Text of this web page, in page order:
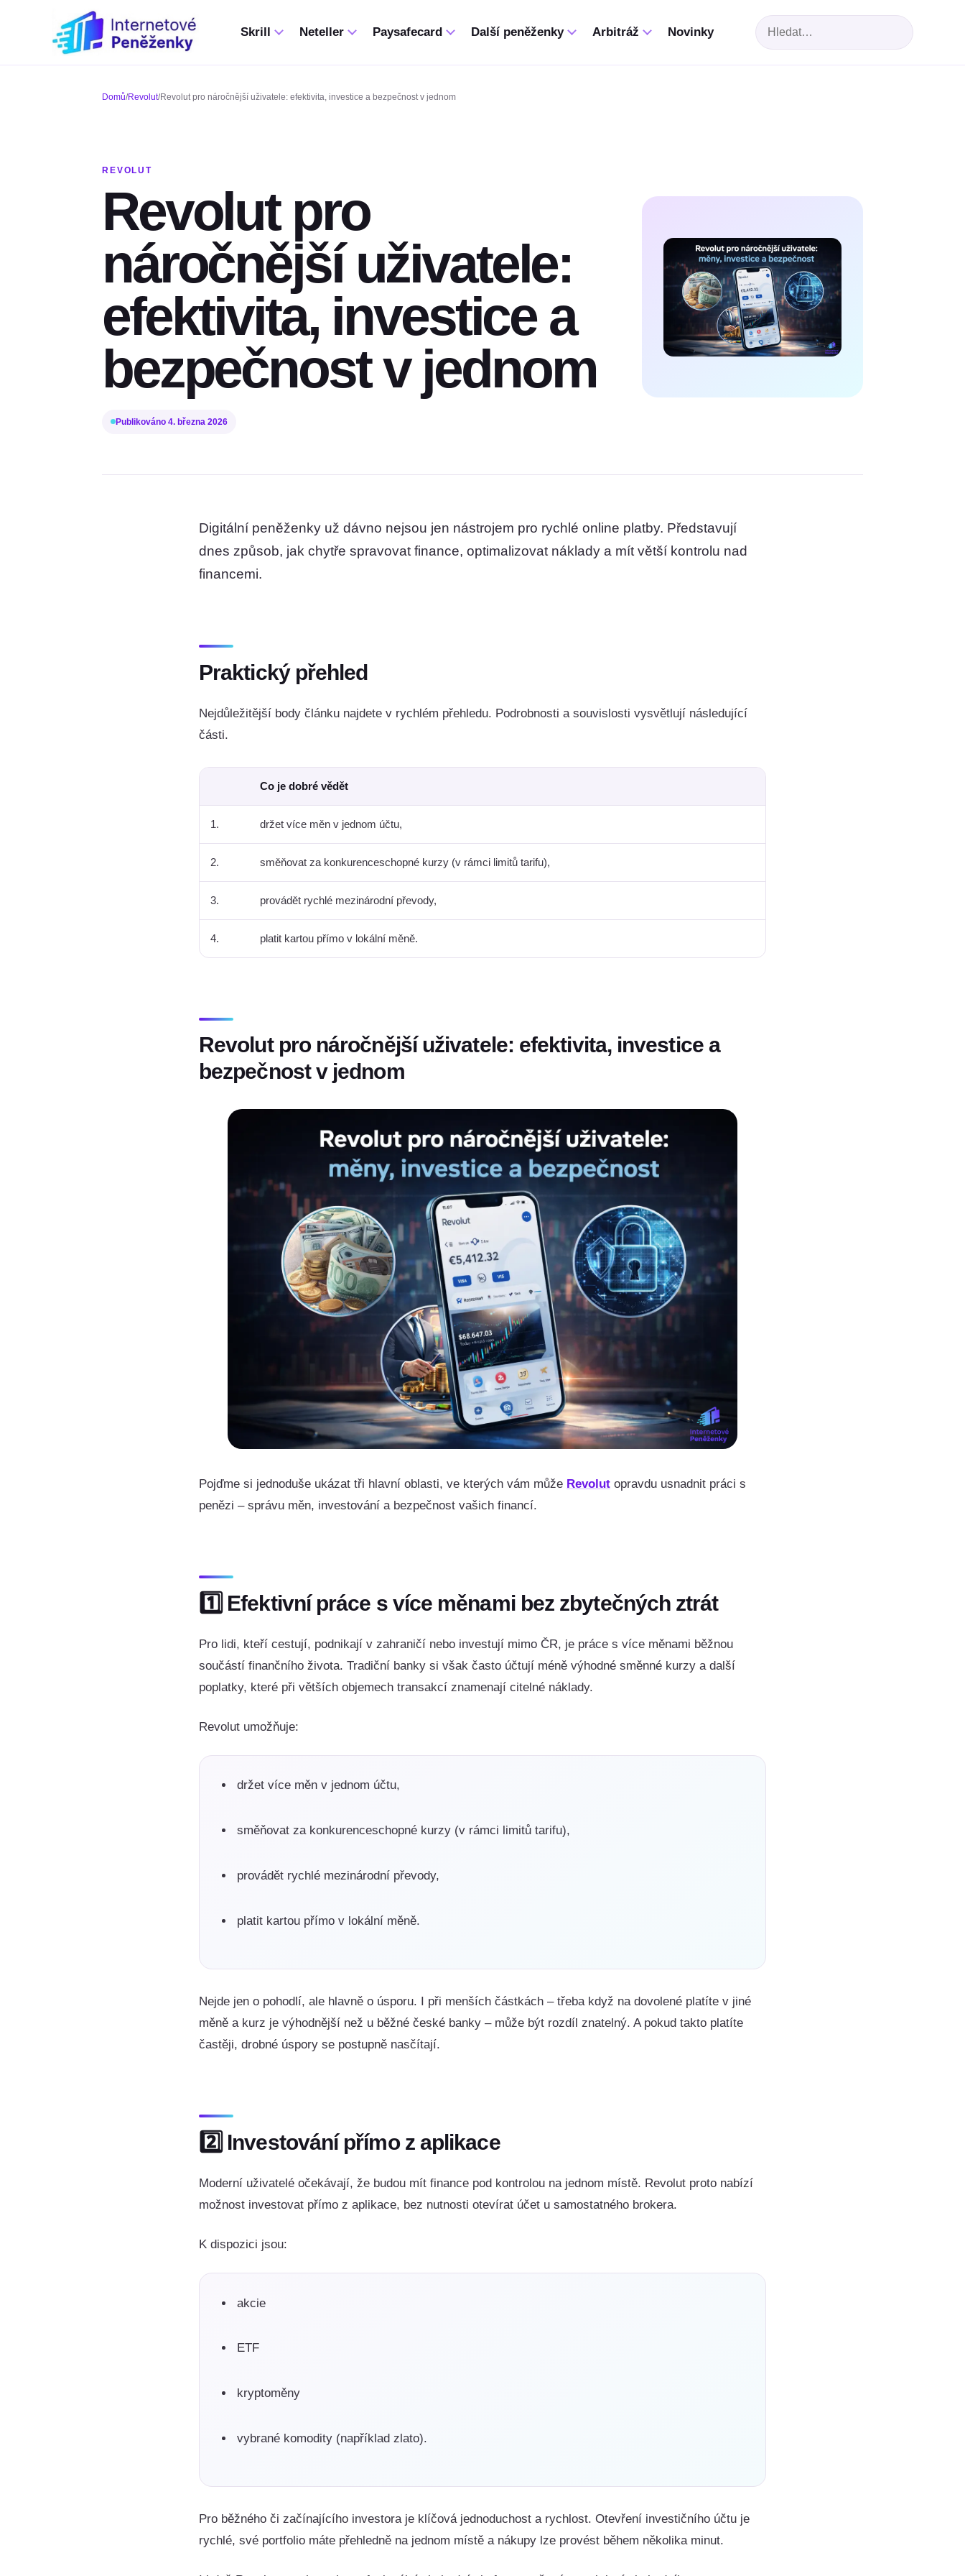
Skrill Neteller Paysafecard Další peněženky Arbitráž Novinky
Hledat
Domů/Revolut/Revolut pro náročnější uživatele: efektivita, investice a bezpečnost v jednom
REVOLUT
Revolut pro
náročnější uživatele:
efektivita, investice a
bezpečnost v jednom
Publikováno 4. března 2026
Digitální peněženky už dávno nejsou jen nástrojem pro rychlé online platby. Představují
dnes způsob, jak chytře spravovat finance, optimalizovat náklady a mít větší kontrolu nad
financemi.
Praktický přehled
Nejdůležitější body článku najdete v rychlém přehledu. Podrobnosti a souvislosti vysvětlují následující
části.
Co je dobré vědět
1. držet více měn v jednom účtu,
2. směňovat za konkurenceschopné kurzy (v rámci limitů tarifu),
3. provádět rychlé mezinárodní převody,
4. platit kartou přímo v lokální měně.
Revolut pro náročnější uživatele: efektivita, investice a
bezpečnost v jednom
Pojďme si jednoduše ukázat tři hlavní oblasti, ve kterých vám může Revolut opravdu usnadnit práci s
penězi – správu měn, investování a bezpečnost vašich financí.
1️⃣ Efektivní práce s více měnami bez zbytečných ztrát
Pro lidi, kteří cestují, podnikají v zahraničí nebo investují mimo ČR, je práce s více měnami běžnou
součástí finančního života. Tradiční banky si však často účtují méně výhodné směnné kurzy a další
poplatky, které při větších objemech transakcí znamenají citelné náklady.
Revolut umožňuje:
držet více měn v jednom účtu,
směňovat za konkurenceschopné kurzy (v rámci limitů tarifu),
provádět rychlé mezinárodní převody,
platit kartou přímo v lokální měně.
Nejde jen o pohodlí, ale hlavně o úsporu. I při menších částkách – třeba když na dovolené platíte v jiné
měně a kurz je výhodnější než u běžné české banky – může být rozdíl znatelný. A pokud takto platíte
častěji, drobné úspory se postupně nasčítají.
2️⃣ Investování přímo z aplikace
Moderní uživatelé očekávají, že budou mít finance pod kontrolou na jednom místě. Revolut proto nabízí
možnost investovat přímo z aplikace, bez nutnosti otevírat účet u samostatného brokera.
K dispozici jsou:
akcie
ETF
kryptoměny
vybrané komodity (například zlato).
Pro běžného či začínajícího investora je klíčová jednoduchost a rychlost. Otevření investičního účtu je
rychlé, své portfolio máte přehledně na jednom místě a nákupy lze provést během několika minut.